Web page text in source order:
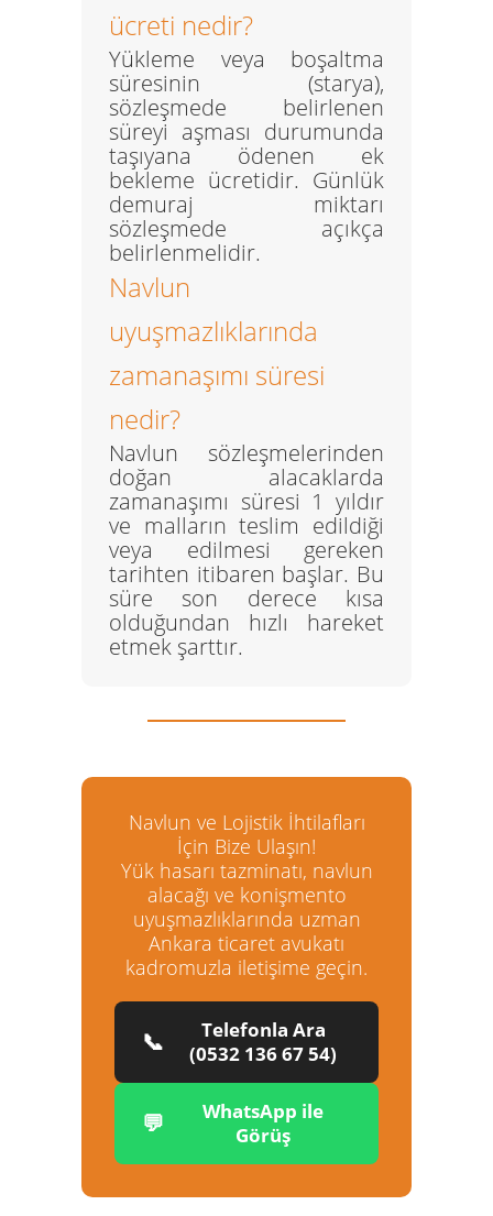
ücreti nedir?
Yükleme veya boşaltma
süresinin (starya),
sözleşmede belirlenen
süreyi aşması durumunda
taşıyana ödenen ek
bekleme ücretidir. Günlük
demuraj miktarı
sözleşmede açıkça
belirlenmelidir.
Navlun
uyuşmazlıklarında
zamanaşımı süresi
nedir?
Navlun sözleşmelerinden
doğan alacaklarda
zamanaşımı süresi 1 yıldır
ve malların teslim edildiği
veya edilmesi gereken
tarihten itibaren başlar. Bu
süre son derece kısa
olduğundan hızlı hareket
etmek şarttır.
Navlun ve Lojistik İhtilafları
İçin Bize Ulaşın!
Yük hasarı tazminatı, navlun
alacağı ve konişmento
uyuşmazlıklarında uzman
Ankara ticaret avukatı
kadromuzla iletişime geçin.
📞
Telefonla Ara
(0532 136 67 54)
💬
WhatsApp ile
Görüş